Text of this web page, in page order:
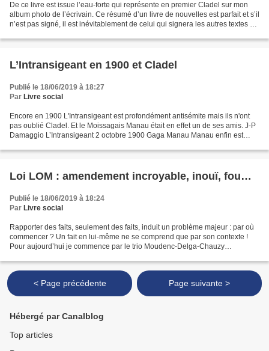
De ce livre est issue l’eau-forte qui représente en premier Cladel sur mon
album photo de l’écrivain. Ce résumé d’un livre de nouvelles est parfait et s’il
n’est pas signé, il est inévitablement de celui qui signera les autres textes au
L’Intransigeant en 1900 et Cladel
Publié le 18/06/2019 à 18:27
Par Livre social
Encore en 1900 L'Intransigeant est profondément antisémite mais ils n'ont
pas oublié Cladel. Et le Moissagais Manau était en effet un de ses amis. J-P
Damaggio L’Intransigeant 2 octobre 1900 Gaga Manau Manau enfin est
Loi LOM : amendement incroyable, inouï, fou…
Publié le 18/06/2019 à 18:24
Par Livre social
Rapporter des faits, seulement des faits, induit un problème majeur : par où
commencer ? Un fait en lui-même ne se comprend que par son contexte !
Pour aujourd’hui je commence par le trio Moudenc-Delga-Chauzy
< Page précédente Page suivante >
Hébergé par Canalblog
Top articles